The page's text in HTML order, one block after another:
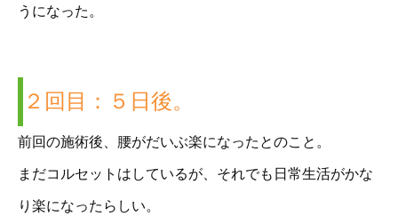
うになった。
２回目：５日後。
前回の施術後、腰がだいぶ楽になったとのこと。
まだコルセットはしているが、それでも日常生活がかな
り楽になったらしい。